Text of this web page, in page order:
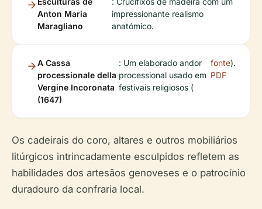
Anton Maria
Maragliano
impressionante realismo
anatómico.
A Cassa
processionale della
Vergine Incoronata
(1647)
: Um elaborado andor
processional usado em
festivais religiosos (
fonte
PDF
).
Os cadeirais do coro, altares e outros mobiliários
litúrgicos intrincadamente esculpidos refletem as
habilidades dos artesãos genoveses e o patrocínio
duradouro da confraria local.